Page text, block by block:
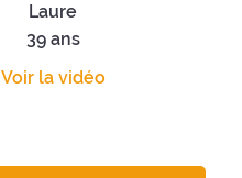
Laure
39 ans
Voir la vidéo